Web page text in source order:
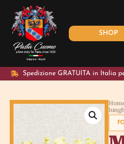
SHOP
Spedizione GRATUITA in Italia